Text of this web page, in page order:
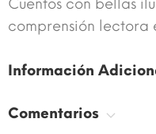
Cuentos con bellas
comprensión lectora
Información
Comentarios